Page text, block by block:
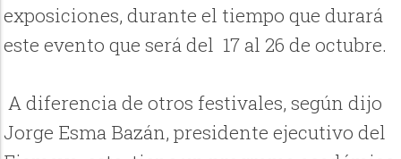
exposiciones, durante el tiempo que durará
este evento que será del 17 al 26 de octubre.
A diferencia de otros festivales, según dijo
Jorge Esma Bazán, presidente ejecutivo del